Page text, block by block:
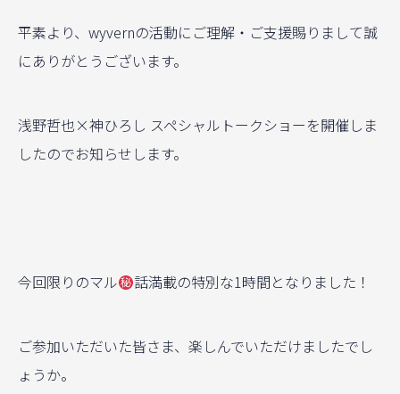
平素より、wyvernの活動にご理解・ご支援賜りまして誠
にありがとうございます。
浅野哲也×神ひろし スペシャルトークショーを開催しま
したのでお知らせします。
今回限りのマル 話満載の特別な1時間となりました！
ご参加いただいた皆さま、楽しんでいただけましたでし
ょうか。